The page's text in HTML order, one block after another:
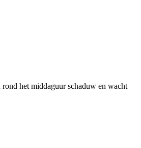
het middaguur schaduw en wacht